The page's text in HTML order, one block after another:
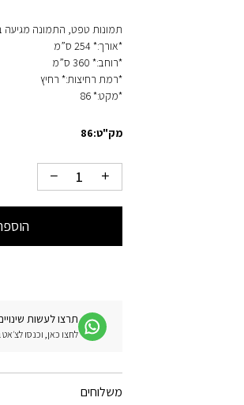
תמונות טפט, התמונה מגיעה ב- 4
*אורך:* 254 ס”מ
*רוחב:* 360 ס”מ
*רמת רחיצות:* רחיץ
*מקט:* 86
מק"ט:86
תרצו לעשות
לחצו כאן, וכנסו
משלוחים